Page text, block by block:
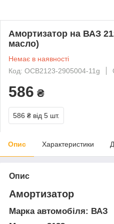
Амортизатор на ВАЗ
масло)
Немає в наявності
Код: ОСВ2123-2905004-11g
586 ₴
586 ₴ від 5 шт.
Опис Характеристики
Опис
Амортизатор
Марка автомобіля: ВАЗ